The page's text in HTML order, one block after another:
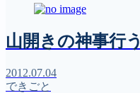
山開きの神事行う
2012.07.04
できごと